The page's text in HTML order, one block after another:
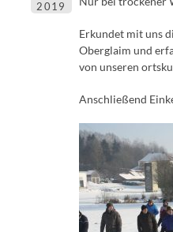
2019
Erkundet mit uns
Oberglaim und
von unseren
Anschließend